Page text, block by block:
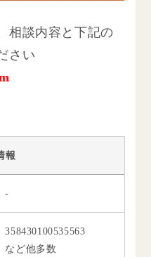
相談内容と下記の
さい
報
-
358430100535563
など他多数